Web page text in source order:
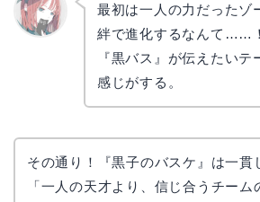
最初は一人の力だったゾ
絆で進化するなんて……
『黒バス』が伝えたいテ
感じがする。
その通り！『黒子のバスケ』は一貫
「一人の天才より、信じ合うチーム